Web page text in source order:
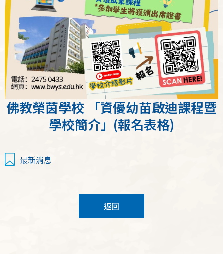
佛教榮茵學校 「資優幼苗啟迪課程暨
學校簡介」(報名表格)
最新消息
返回